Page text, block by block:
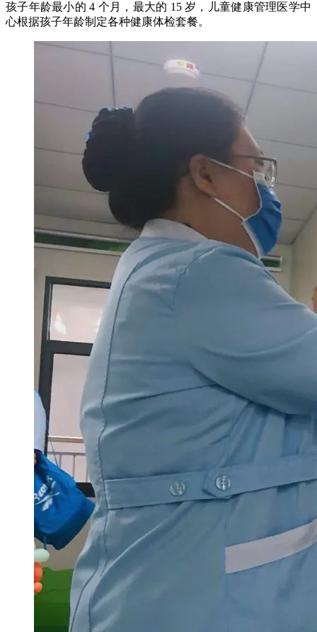
孩子年龄最小的 4 个月，最大的 15 岁，儿童健康管理医学中
心根据孩子年龄制定各种健康体检套餐。